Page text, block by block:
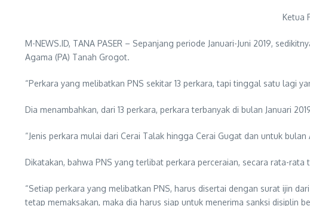
Ketua
M-NEWS.ID, TANA PASER – Sepanjang periode Januari-Juni 2019,
Agama (PA) Tanah Grogot.
“Perkara yang melibatkan PNS sekitar 13 perkara, tapi tinggal satu lagi
Dia menambahkan, dari 13 perkara, perkara terbanyak di bulan Januari
“Jenis perkara mulai dari Cerai Talak hingga Cerai Gugat dan untuk
Dikatakan, bahwa PNS yang terlibat perkara perceraian, secara rata-
“Setiap perkara yang melibatkan PNS, harus disertai dengan surat ijin
tetap memaksakan, maka dia harus siap untuk menerima sanksi disiplin